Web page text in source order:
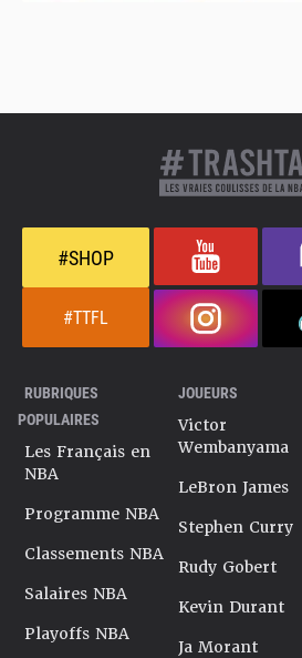
#SHOP
#TTFL
RUBRIQUES
POPULAIRES
Les Français en
NBA
Programme NBA
Classements NBA
Salaires NBA
Playoffs NBA
JOUEURS
Victor
Wembanyama
LeBron James
Stephen Curry
Rudy Gobert
Kevin Durant
Ja Morant